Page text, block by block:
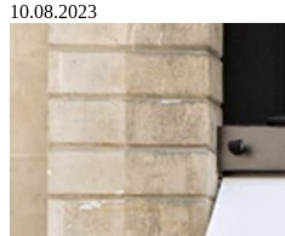
10.08.2023